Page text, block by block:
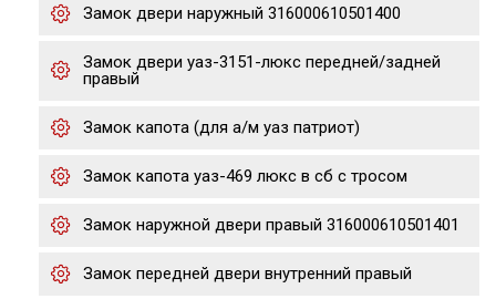
Замок двери наружный 316000610501400
Замок двери уаз-3151-люкс передней/задней
правый
Замок капота (для а/м уаз патриот)
Замок капота уаз-469 люкс в сб с тросом
Замок наружной двери правый 316000610501401
Замок передней двери внутренний правый